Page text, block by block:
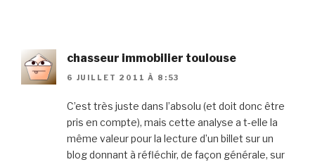
chasseur immobilier toulouse
6 JUILLET 2011 À 8:53
C’est très juste dans l’absolu (et doit donc être
pris en compte), mais cette analyse a t-elle la
même valeur pour la lecture d’un billet sur un
blog donnant à réfléchir, de façon générale, sur